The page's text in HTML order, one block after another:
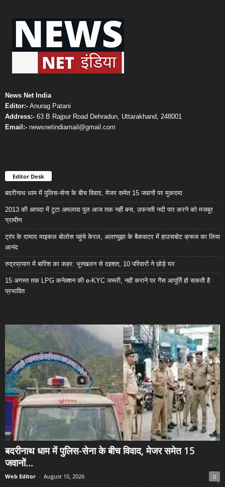
News Net India
Editor:- Anurag Patani
Address:- 63 B Rajpur Road Dehradun, Uttarakhand, 248001
Email:- newsnetindiamail@gmail.com
Editor Desk
बदरीनाथ धाम में पुलिस-सेना के बीच विवाद, मेजर समेत 15 जवानों पर मुकदमा
2013 की आपदा में टूटा अमलावा पुल आज तक नहीं बना, उफनती नदी पार करने को मजबूर
ग्रामीण
ट्रंप के दामाद माइकल बोलोस पहुंचे केरल, अलाप्पुझा के बैकवाटर में हाउसबोट क्रूज का लिया
आनंद
रुद्रप्रयाग में बारिश का कहर: भूस्खलन से दहशत, 10 परिवारों ने छोड़े घर
15 अगस्त तक LPG कनेक्शन की e-KYC जरूरी, नहीं कराने पर गैस आपूर्ति हो सकती है
प्रभावित
बदरीनाथ धाम में पुलिस-सेना के बीच विवाद, मेजर समेत 15
जवानों...
Web Editor - August 10, 2026 0